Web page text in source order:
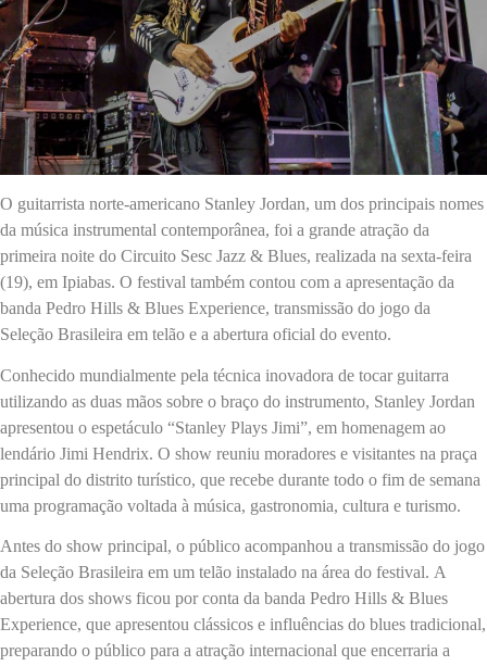
O guitarrista norte-americano Stanley Jordan, um dos principais nomes
da música instrumental contemporânea, foi a grande atração da
primeira noite do Circuito Sesc Jazz & Blues, realizada na sexta-feira
(19), em Ipiabas. O festival também contou com a apresentação da
banda Pedro Hills & Blues Experience, transmissão do jogo da
Seleção Brasileira em telão e a abertura oficial do evento.
Conhecido mundialmente pela técnica inovadora de tocar guitarra
utilizando as duas mãos sobre o braço do instrumento, Stanley Jordan
apresentou o espetáculo “Stanley Plays Jimi”, em homenagem ao
lendário Jimi Hendrix. O show reuniu moradores e visitantes na praça
principal do distrito turístico, que recebe durante todo o fim de semana
uma programação voltada à música, gastronomia, cultura e turismo.
Antes do show principal, o público acompanhou a transmissão do jogo
da Seleção Brasileira em um telão instalado na área do festival. A
abertura dos shows ficou por conta da banda Pedro Hills & Blues
Experience, que apresentou clássicos e influências do blues tradicional,
preparando o público para a atração internacional que encerraria a